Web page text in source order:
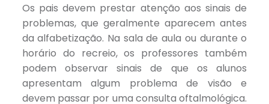
Os pais devem prestar atenção aos sinais de
problemas, que geralmente aparecem antes
da alfabetização. Na sala de aula ou durante o
horário do recreio, os professores também
podem observar sinais de que os alunos
apresentam algum problema de visão e
devem passar por uma consulta oftalmológica.